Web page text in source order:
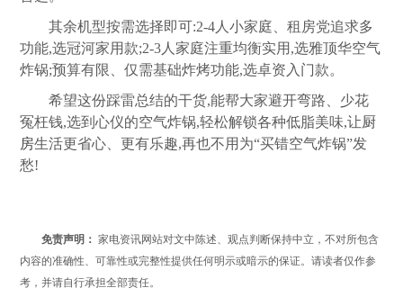
其余机型按需选择即可:2-4人小家庭、租房党追求多
功能,选冠河家用款;2-3人家庭注重均衡实用,选雅顶华空气
炸锅;预算有限、仅需基础炸烤功能,选卓资入门款。
希望这份踩雷总结的干货,能帮大家避开弯路、少花
冤枉钱,选到心仪的空气炸锅,轻松解锁各种低脂美味,让厨
房生活更省心、更有乐趣,再也不用为“买错空气炸锅”发
愁!
免责声明： 家电资讯网站对文中陈述、观点判断保持中立，不对所包含
内容的准确性、可靠性或完整性提供任何明示或暗示的保证。请读者仅作参
考，并请自行承担全部责任。